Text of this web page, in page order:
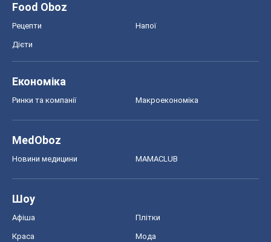
Food Oboz
Рецепти Напої
Дієти
Економіка
Ринки та компанії Макроекономіка
MedOboz
Новини медицини MAMACLUB
Шоу
Афіша Плітки
Краса Мода